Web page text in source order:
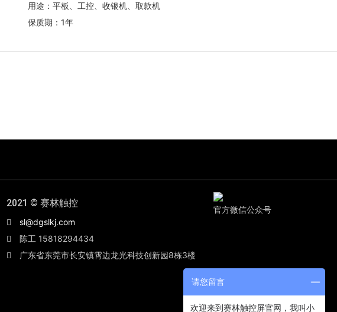
用途：平板、工控、收银机、取款机
保质期：1年
2021 © 赛林触控
sl@dgslkj.com
陈工 15818294434
广东省东莞市长安镇霄边龙光科技创新园8栋3楼
官方微信公众号
请您留言
欢迎来到赛林触控屏官网，我叫小